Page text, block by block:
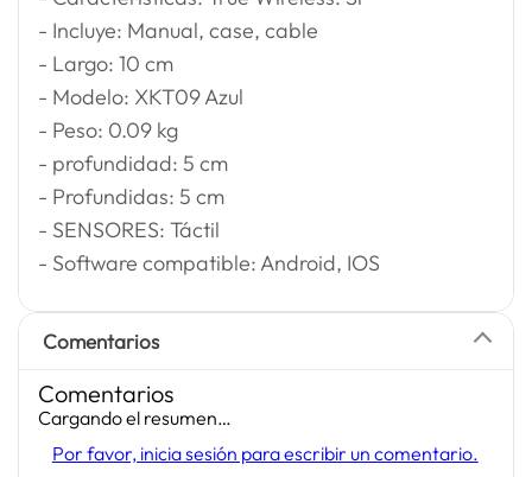
- Incluye: Manual, case, cable
- Largo: 10 cm
- Modelo: XKT09 Azul
- Peso: 0.09 kg
- profundidad: 5 cm
- Profundidas: 5 cm
- SENSORES: Táctil
- Software compatible: Android, IOS
Comentarios
Comentarios
Cargando el resumen…
Por favor, inicia sesión para escribir un comentario.